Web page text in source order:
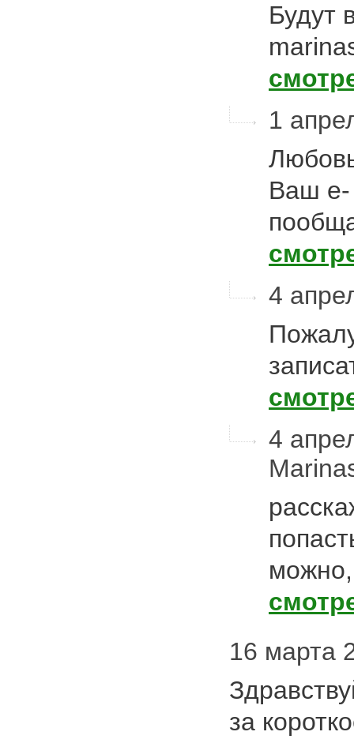
Будут
1
Ваш e-
4
4
можно,
16 марта
за